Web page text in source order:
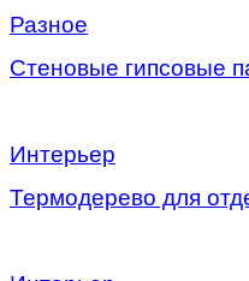
Разное
Стеновые гипсовые
Интерьер
Термодерево для